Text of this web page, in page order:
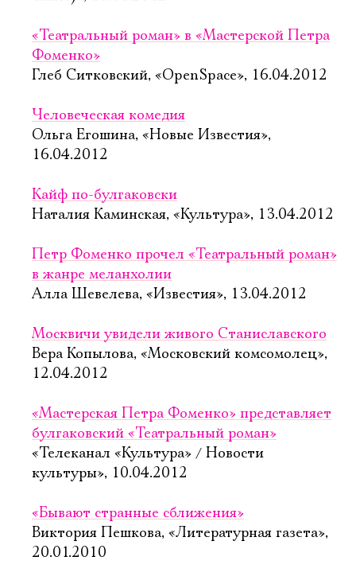
«Театральный роман» в «Мастерской Петра
Фоменко»
Глеб Ситковский, «OpenSpace», 16.04.2012
Человеческая комедия
Ольга Егошина, «Новые Известия»,
16.04.2012
Кайф по-булгаковски
Наталия Каминская, «Культура», 13.04.2012
Петр Фоменко прочел «Театральный роман»
в жанре меланхолии
Алла Шевелева, «Известия», 13.04.2012
Москвичи увидели живого Cтаниславского
Вера Копылова, «Московский комсомолец»,
12.04.2012
«Мастерская Петра Фоменко» представляет
булгаковский «Театральный роман»
«Телеканал «Культура» / Новости
культуры», 10.04.2012
«Бывают странные сближения»
Виктория Пешкова, «Литературная газета»,
20.01.2010